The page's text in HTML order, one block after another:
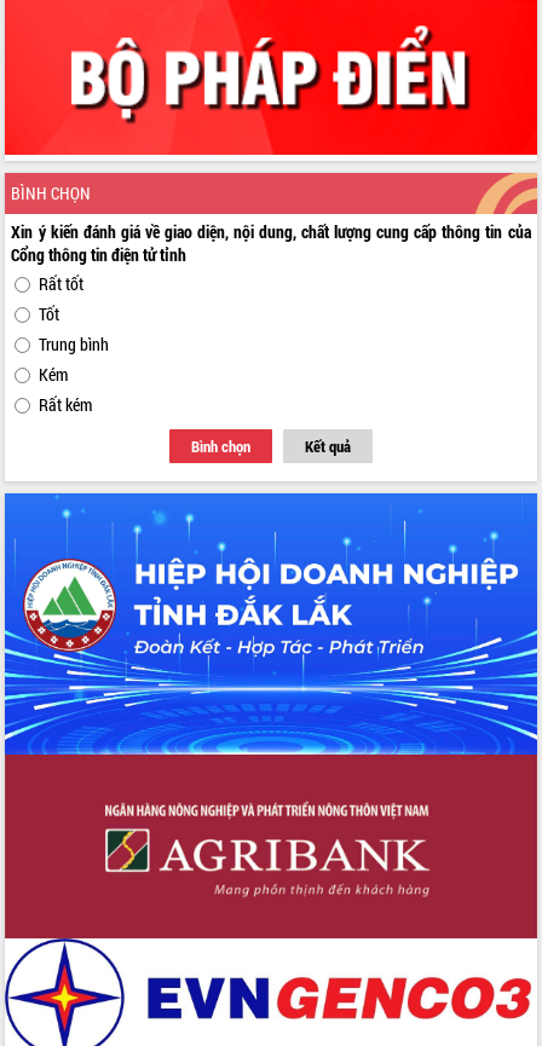
BÌNH CHỌN
Xin ý kiến đánh giá về giao diện, nội dung, chất lượng cung cấp thông tin của
Cổng thông tin điện tử tỉnh
Rất tốt
Tốt
Trung bình
Kém
Rất kém
Bình chọn Kết quả